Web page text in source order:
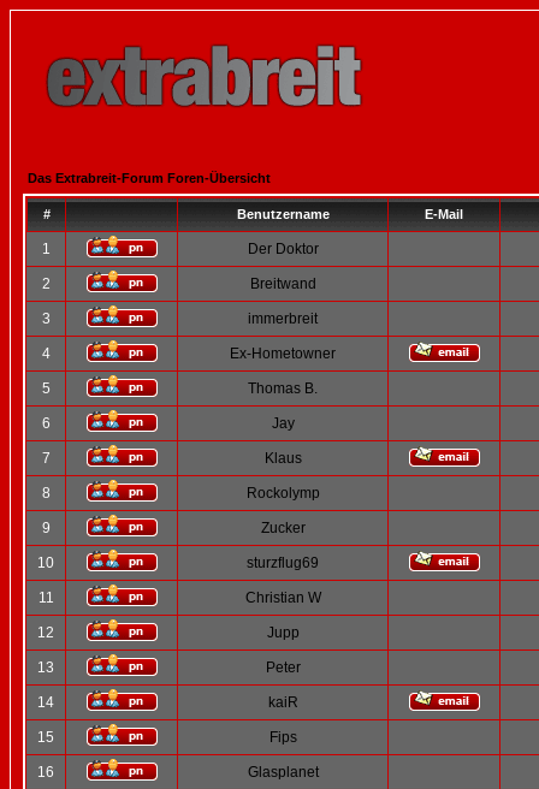
Das Extrabreit-Forum Foren-Übersicht
# Benutzername E-Mail
1 Der Doktor
2 Breitwand
3 immerbreit
4 Ex-Hometowner
5 Thomas B.
6 Jay
7 Klaus
8 Rockolymp
9 Zucker
10 sturzflug69
11 Christian W
12 Jupp
13 Peter
14 kaiR
15 Fips
16 Glasplanet